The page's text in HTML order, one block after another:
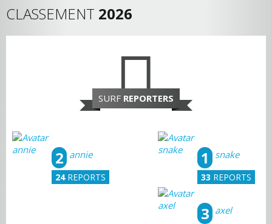
CLASSEMENT 2026
SURF REPORTERS
snake
1
33 REPORTS
annie
2
24REPORTS
axel
3